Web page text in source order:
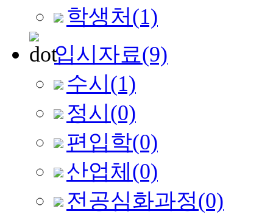
학생처 (1)
입시자료(9)
수시 (1)
정시 (0)
편입학(0)
산업체 (0)
전공심화과정(0)